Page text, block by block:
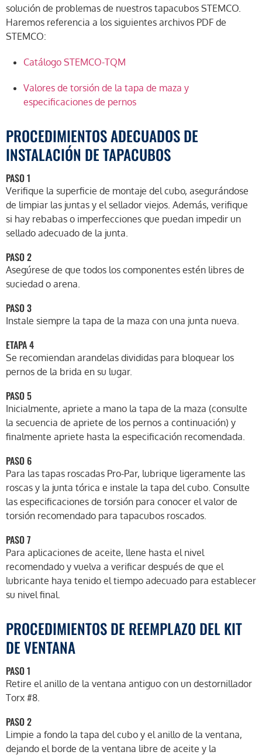
solución de problemas de nuestros tapacubos STEMCO.
Haremos referencia a los siguientes archivos PDF de
STEMCO:
Catálogo STEMCO-TQM
Valores de torsión de la tapa de maza y
especificaciones de pernos
PROCEDIMIENTOS ADECUADOS DE
INSTALACIÓN DE TAPACUBOS
PASO 1
Verifique la superficie de montaje del cubo, asegurándose
de limpiar las juntas y el sellador viejos. Además, verifique
si hay rebabas o imperfecciones que puedan impedir un
sellado adecuado de la junta.
PASO 2
Asegúrese de que todos los componentes estén libres de
suciedad o arena.
PASO 3
Instale siempre la tapa de la maza con una junta nueva.
ETAPA 4
Se recomiendan arandelas divididas para bloquear los
pernos de la brida en su lugar.
PASO 5
Inicialmente, apriete a mano la tapa de la maza (consulte
la secuencia de apriete de los pernos a continuación) y
finalmente apriete hasta la especificación recomendada.
PASO 6
Para las tapas roscadas Pro-Par, lubrique ligeramente las
roscas y la junta tórica e instale la tapa del cubo. Consulte
las especificaciones de torsión para conocer el valor de
torsión recomendado para tapacubos roscados.
PASO 7
Para aplicaciones de aceite, llene hasta el nivel
recomendado y vuelva a verificar después de que el
lubricante haya tenido el tiempo adecuado para establecer
su nivel final.
PROCEDIMIENTOS DE REEMPLAZO DEL KIT
DE VENTANA
PASO 1
Retire el anillo de la ventana antiguo con un destornillador
Torx #8.
PASO 2
Limpie a fondo la tapa del cubo y el anillo de la ventana,
dejando el borde de la ventana libre de aceite y la